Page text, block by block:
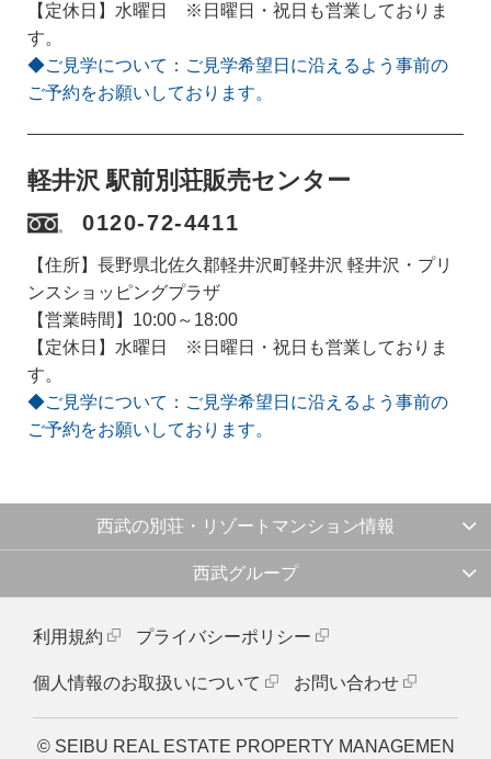
【定休日】水曜日 ※日曜日・祝日も営業しておりま
す。
◆ご見学について：ご見学希望日に沿えるよう事前の
ご予約をお願いしております。
軽井沢 駅前別荘販売センター
0120-72-4411
【住所】長野県北佐久郡軽井沢町軽井沢 軽井沢・プリ
ンスショッピングプラザ
【営業時間】10:00～18:00
【定休日】水曜日 ※日曜日・祝日も営業しておりま
す。
◆ご見学について：ご見学希望日に沿えるよう事前の
ご予約をお願いしております。
西武の別荘・リゾートマンション情報
西武グループ
利用規約 プライバシーポリシー
個人情報のお取扱いについて お問い合わせ
© SEIBU REAL ESTATE PROPERTY MANAGEMEN